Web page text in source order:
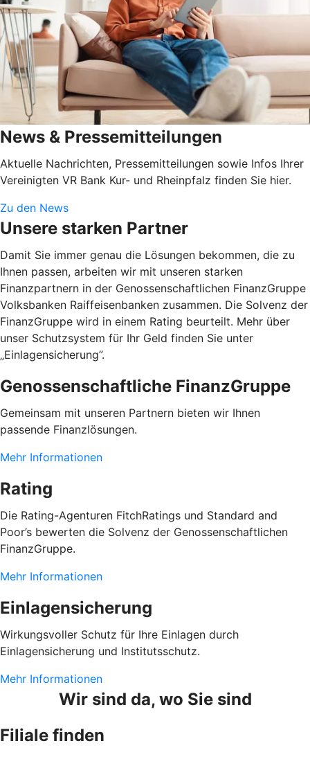
News & Pressemitteilungen
Aktuelle Nachrichten, Pressemitteilungen sowie Infos Ihrer
Vereinigten VR Bank Kur- und Rheinpfalz finden Sie hier.
Zu den News
Unsere starken Partner
Damit Sie immer genau die Lösungen bekommen, die zu
Ihnen passen, arbeiten wir mit unseren starken
Finanzpartnern in der Genossenschaftlichen FinanzGruppe
Volksbanken Raiffeisenbanken zusammen. Die Solvenz der
FinanzGruppe wird in einem Rating beurteilt. Mehr über
unser Schutzsystem für Ihr Geld finden Sie unter
„Einlagensicherung”.
Genossenschaftliche FinanzGruppe
Gemeinsam mit unseren Partnern bieten wir Ihnen
passende Finanzlösungen.
Mehr Informationen
Rating
Die Rating-Agenturen FitchRatings und Standard and
Poor’s bewerten die Solvenz der Genossenschaftlichen
FinanzGruppe.
Mehr Informationen
Einlagensicherung
Wirkungsvoller Schutz für Ihre Einlagen durch
Einlagensicherung und Institutsschutz.
Mehr Informationen
Wir sind da, wo Sie sind
Filiale finden